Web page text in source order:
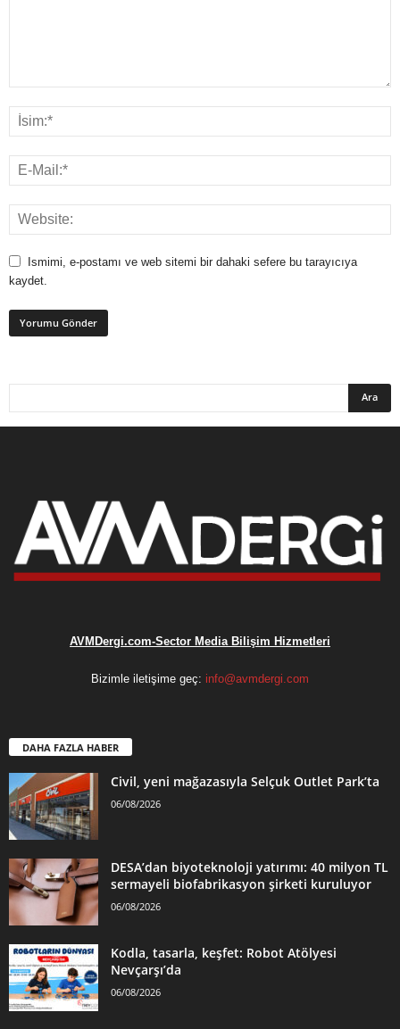
Ismimi, e-postamı ve web sitemi bir dahaki sefere bu tarayıcıya
kaydet.
AVMDergi.com-Sector Media Bilişim Hizmetleri
Bizimle iletişime geç: info@avmdergi.com
DAHA FAZLA HABER
Civil, yeni mağazasıyla Selçuk Outlet Park’ta
06/08/2026
DESA’dan biyoteknoloji yatırımı: 40 milyon TL
sermayeli biofabrikasyon şirketi kuruluyor
06/08/2026
Kodla, tasarla, keşfet: Robot Atölyesi
Nevçarşı’da
06/08/2026